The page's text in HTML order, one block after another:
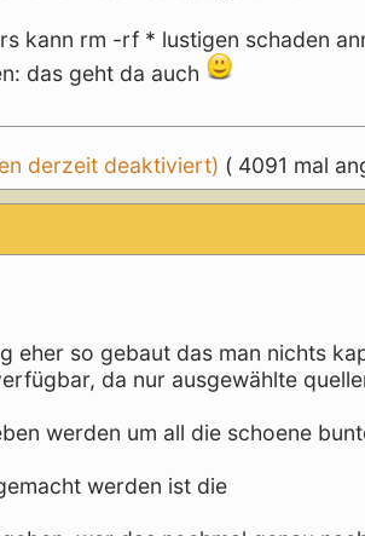
kann rm -rf * lustigen schaden
das geht da auch
derzeit deaktiviert) ( 4091 mal
eher so gebaut das man nichts
da nur ausgewählte
werden um all die schoene
werden ist die